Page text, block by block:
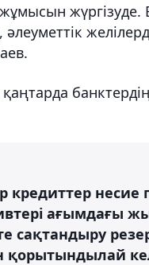
жүргізуде.
банктердің
кредиттер несие
ағымдағы
сақтандыру
қорытындылай